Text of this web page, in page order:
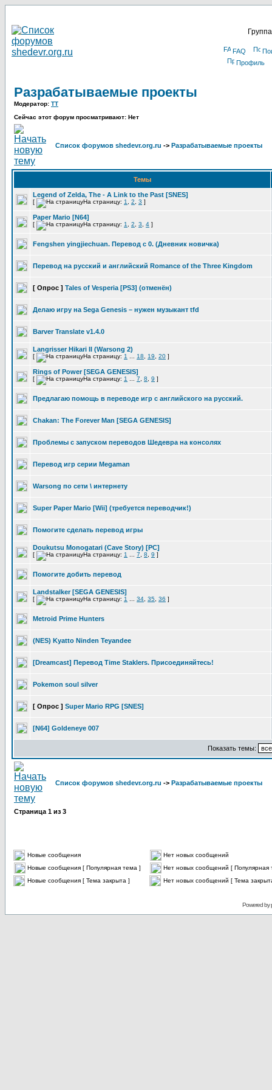
FAQ
Профиль
Разрабатываемые проекты
Модератор: TT
Сейчас этот форум просматривают: Нет
Список форумов shedevr.org.ru -> Разрабатываемые проекты
Темы
Legend of Zelda, The - A Link to the Past [SNES]
[ На страницу: 1 2 3 ]
Paper Mario [N64]
[ На страницу: 1 2 3 4 ]
Fengshen yingjiechuan. Перевод с 0. (Дневник новичка)
Перевод на русский и английский Romance of the Three Kingdom
[ Опрос ] Tales of Vesperia [PS3] (отменён)
Делаю игру на Sega Genesis – нужен музыкант tfd
Barver Translate v1.4.0
Langrisser Hikari II (Warsong 2)
[ На страницу: 1 18 19 20 ]
Rings of Power [SEGA GENESIS]
[ На страницу: 1 7 8 9 ]
Предлагаю помощь в переводе игр с английского на русский.
Chakan: The Forever Man [SEGA GENESIS]
Проблемы с запуском переводов Шедевра на консолях
Перевод игр серии Megaman
Warsong по сети \ интернету
Super Paper Mario [Wii] (требуется переводчик!)
Помогите сделать перевод игры
Doukutsu Monogatari (Cave Story) [PC]
[ На страницу: 1 7 8 9 ]
Помогите добить перевод
Landstalker [SEGA GENESIS]
[ На страницу: 1 34 35 36 ]
Metroid Prime Hunters
(NES) Kyatto Ninden Teyandee
[Dreamcast] Перевод Time Staklers. Присоединяйтесь!
Pokemon soul silver
[ Опрос ] Super Mario RPG [SNES]
[N64] Goldeneye 007
Показать темы:
Список форумов shedevr.org.ru -> Разрабатываемые проекты
Страница 1 из 3
Новые сообщения
Нет новых сообщений
Новые сообщения [ Популярная тема ]
Нет новых сообщений [ Популярная
Новые сообщения [ Тема закрыта ]
Нет новых сообщений [ Тема
Powered by